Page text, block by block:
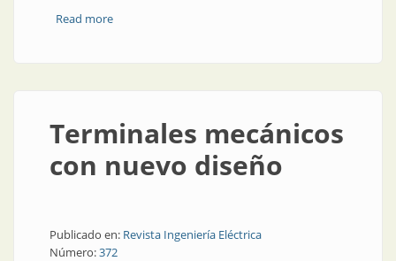
Read moreabout Conexiones nuevas con una experta en
Terminales mecánicos
con nuevo diseño
Publicado en: Revista Ingeniería Eléctrica
Número:372